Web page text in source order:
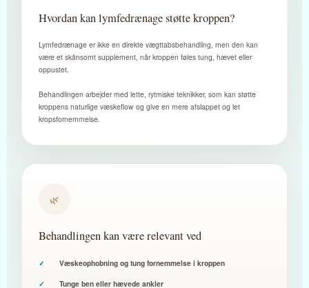
Hvordan kan lymfedrænage støtte kroppen?
Lymfedrænage er ikke en direkte vægttabsbehandling, men den kan
være et skånsomt supplement, når kroppen føles tung, hævet eller
oppustet.
Behandlingen arbejder med lette, rytmiske teknikker, som kan støtte
kroppens naturlige væskeflow og give en mere afslappet og let
kropsfornemmelse.
🌿
Behandlingen kan være relevant ved
Væskeophobning og tung fornemmelse i kroppen
Tunge ben eller hævede ankler